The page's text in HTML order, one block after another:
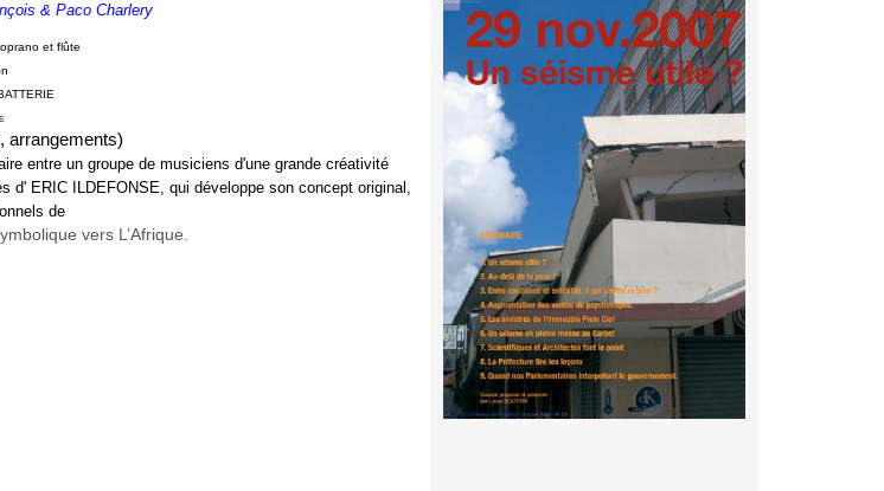
& Paco Charlery
et flûte
arrangements)
entre un groupe de musiciens d'une grande créativité
d' ERIC ILDEFONSE, qui développe son concept original,
de
vers L’Afrique.